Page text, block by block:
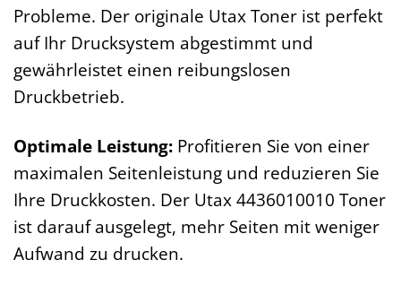
Probleme. Der originale Utax Toner ist perfekt
auf Ihr Drucksystem abgestimmt und
gewährleistet einen reibungslosen
Druckbetrieb.
Optimale Leistung: Profitieren Sie von einer
maximalen Seitenleistung und reduzieren Sie
Ihre Druckkosten. Der Utax 4436010010 Toner
ist darauf ausgelegt, mehr Seiten mit weniger
Aufwand zu drucken.